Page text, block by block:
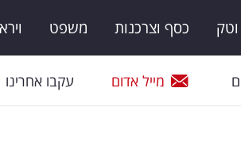
וטק כסף וצרכנות משפט
מייל אדום עקבו אחרינו